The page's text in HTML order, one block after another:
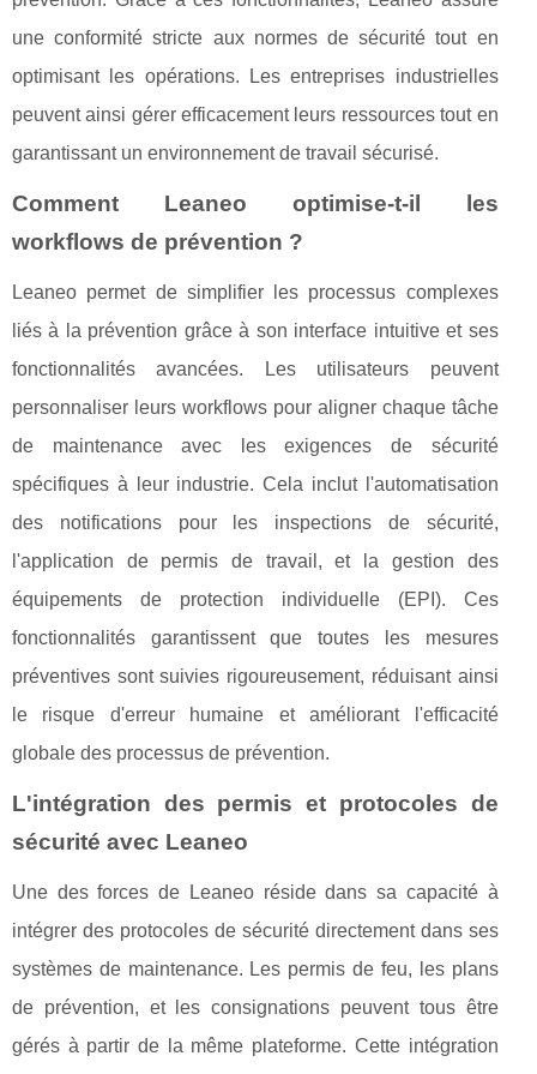
une conformité stricte aux normes de sécurité tout en
optimisant les opérations. Les entreprises industrielles
peuvent ainsi gérer efficacement leurs ressources tout en
garantissant un environnement de travail sécurisé.
Comment Leaneo optimise-t-il les
workflows de prévention ?
Leaneo permet de simplifier les processus complexes
liés à la prévention grâce à son interface intuitive et ses
fonctionnalités avancées. Les utilisateurs peuvent
personnaliser leurs workflows pour aligner chaque tâche
de maintenance avec les exigences de sécurité
spécifiques à leur industrie. Cela inclut l'automatisation
des notifications pour les inspections de sécurité,
l'application de permis de travail, et la gestion des
équipements de protection individuelle (EPI). Ces
fonctionnalités garantissent que toutes les mesures
préventives sont suivies rigoureusement, réduisant ainsi
le risque d'erreur humaine et améliorant l'efficacité
globale des processus de prévention.
L'intégration des permis et protocoles de
sécurité avec Leaneo
Une des forces de Leaneo réside dans sa capacité à
intégrer des protocoles de sécurité directement dans ses
systèmes de maintenance. Les permis de feu, les plans
de prévention, et les consignations peuvent tous être
gérés à partir de la même plateforme. Cette intégration